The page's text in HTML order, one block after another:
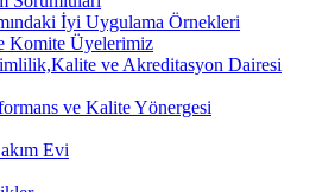
İyi Uygulama Örnekleri
Komite Üyelerimiz
ve Akreditasyon Dairesi
ve Kalite Yönergesi
Evi